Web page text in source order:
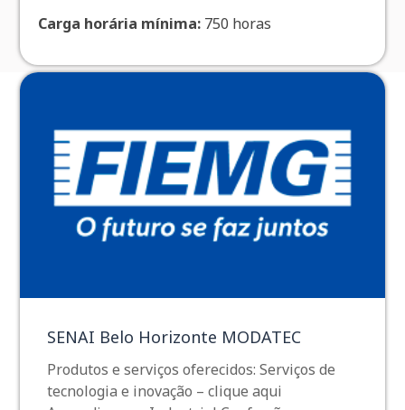
Carga horária mínima: 750 horas
SENAI Belo Horizonte MODATEC
Produtos e serviços oferecidos: Serviços de
tecnologia e inovação – clique aqui